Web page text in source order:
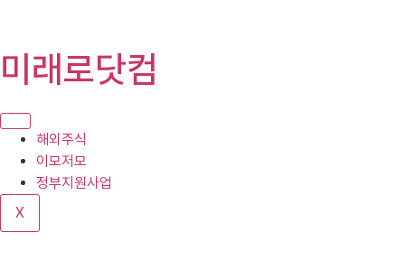
텐
로
기
미래로닷컴
해외주식
이모저모
정부지원사업
X